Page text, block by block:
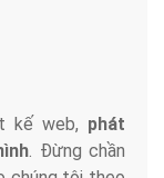
kế web, phát
. Đừng chần